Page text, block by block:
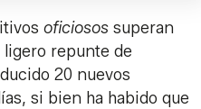
oficiosos superan
repunte de
20 nuevos
si bien ha habido que